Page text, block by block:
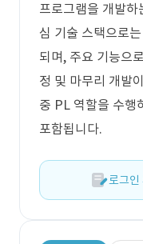
프로그램을 개발하
심 기술 스택으로
되며, 주요 기능으
정 및 마무리 개발
중 PL 역할을 수행
포함됩니다.
로그인